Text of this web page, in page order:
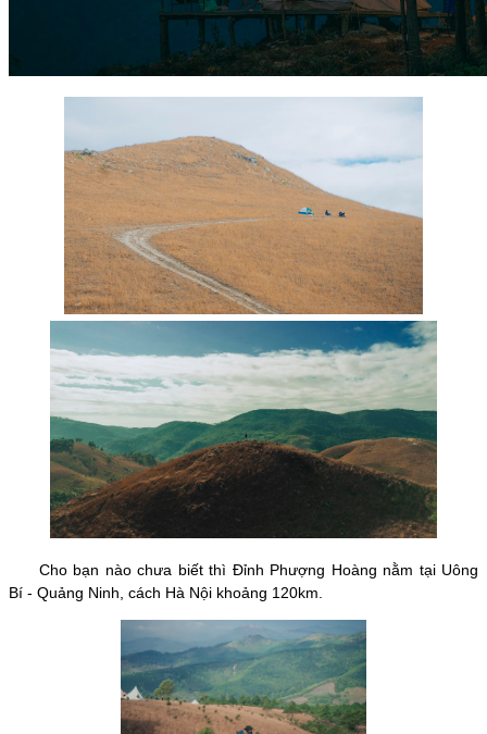
Cho bạn nào chưa biết thì Đỉnh Phượng Hoàng nằm tại Uông
Bí - Quảng Ninh, cách Hà Nội khoảng 120km.